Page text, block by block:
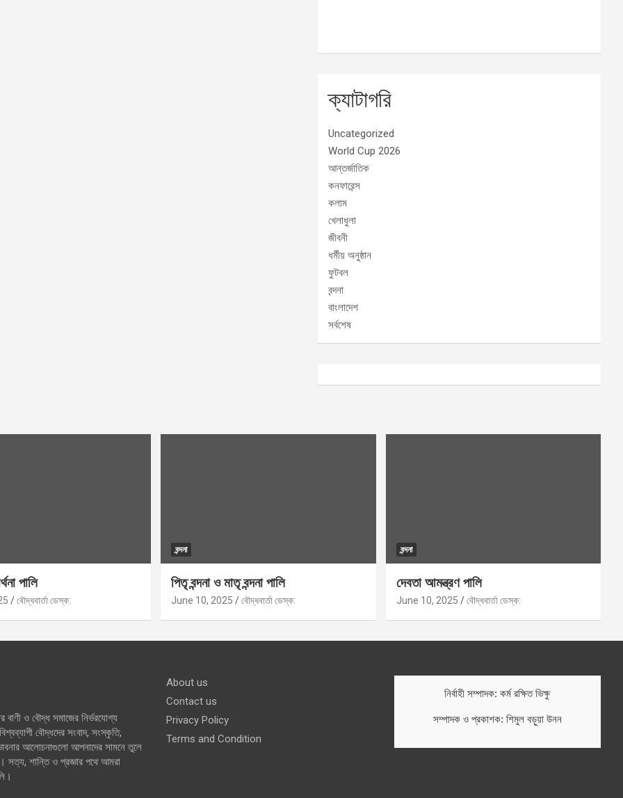
ক্যাটাগরি
Uncategorized
World Cup 2026
আন্তর্জাতিক
কনফারেন্স
কলাম
খেলাধুলা
জীবনী
ধর্মীয় অনুষ্ঠান
ফুটবল
বন্দনা
বাংলাদেশ
সর্বশেষ
পালি
বৌদ্ধবার্তা ডেস্ক:
বন্দনা
পিতৃ বন্দনা ও মাতৃ বন্দনা পালি
June 10, 2025 বৌদ্ধবার্তা ডেস্ক:
বন্দনা
দেবতা আমন্ত্রণ পালি
June 10, 2025 বৌদ্ধবার্তা ডেস্ক:
ও বৌদ্ধ সমাজের নির্ভরযোগ্য
বৌদ্ধদের সংবাদ, সংস্কৃতি,
আলোচনাগুলো আপনাদের সামনে তুলে
সত্য, শান্তি ও প্রজ্ঞার পথে আমরা
About us
Contact us
Privacy Policy
Terms and Condition
নির্বাহী সম্পাদক: কর্ম রক্ষিত ভিক্ষু
সম্পাদক ও প্রকাশক: শিমুল বড়ুয়া উনন